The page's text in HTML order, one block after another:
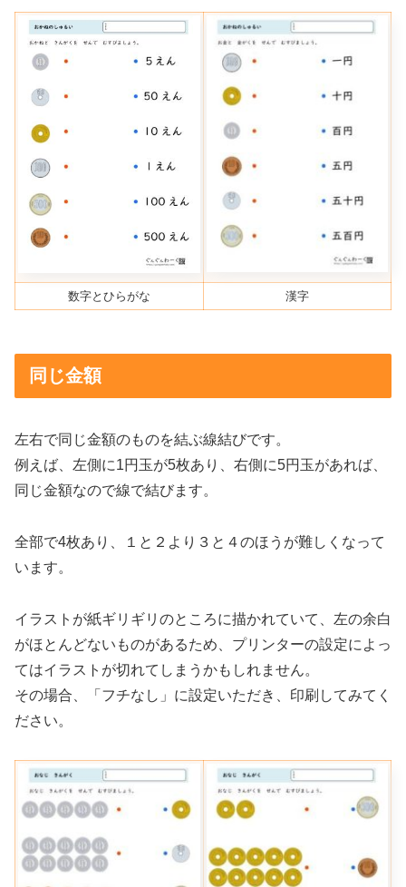
数字とひらがな 漢字
同じ金額
左右で同じ金額のものを結ぶ線結びです。
例えば、左側に1円玉が5枚あり、右側に5円玉があれば、
同じ金額なので線で結びます。
全部で4枚あり、１と２より３と４のほうが難しくなって
います。
イラストが紙ギリギリのところに描かれていて、左の余白
がほとんどないものがあるため、プリンターの設定によっ
てはイラストが切れてしまうかもしれません。
その場合、「フチなし」に設定いただき、印刷してみてく
ださい。